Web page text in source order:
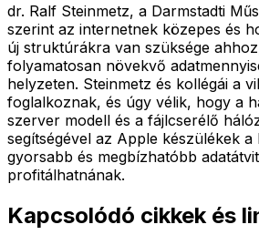
dr. Ralf Steinmetz, a Darmstadti
szerint az internetnek közepes és
új struktúrákra van szüksége
folyamatosan növekvő
helyzeten. Steinmetz és kollégái a
foglalkoznak, és úgy vélik, hogy a
szerver modell és a fájlcserélő
segítségével az Apple készülékek
gyorsabb és megbízhatóbb
profitálhatnának.
Kapcsolódó cikkek és